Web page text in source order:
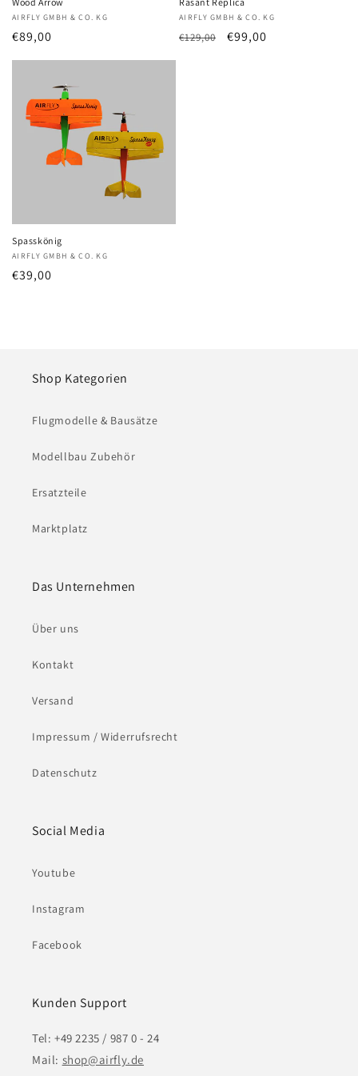
Anbieter:
AIRFLY GMBH & CO. KG
Normaler
€89,00
Anbieter:
AIRFLY GMBH & CO. KG
Normaler
€129,00 Verkaufspreis
€99,00
Spasskönig
Anbieter:
AIRFLY GMBH & CO. KG
Normaler
€39,00
Shop Kategorien
Flugmodelle & Bausätze
Modellbau Zubehör
Ersatzteile
Marktplatz
Das Unternehmen
Über uns
Kontakt
Versand
Impressum / Widerrufsrecht
Datenschutz
Social Media
Youtube
Instagram
Facebook
Kunden Support
Tel: +49 2235 / 987 0 - 24
Mail: shop@airfly.de